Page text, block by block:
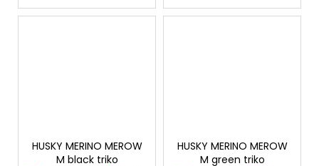
HUSKY MERINO MEROW
M black triko
HUSKY MERINO MEROW
M green triko